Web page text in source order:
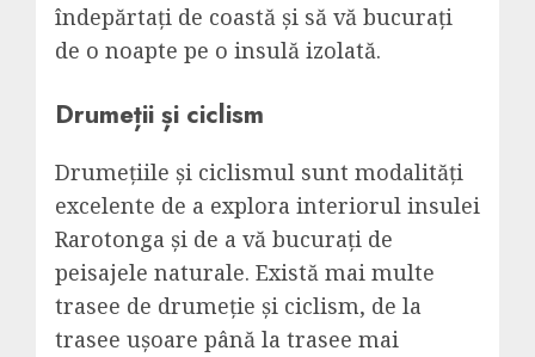
îndepărtați de coastă și să vă bucurați
de o noapte pe o insulă izolată.
Drumeții și ciclism
Drumețiile și ciclismul sunt modalități
excelente de a explora interiorul insulei
Rarotonga și de a vă bucurați de
peisajele naturale. Există mai multe
trasee de drumeție și ciclism, de la
trasee ușoare până la trasee mai